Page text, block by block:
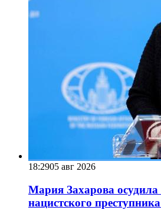
18:2905 авг 2026
Мария Захарова осудила
нацистского